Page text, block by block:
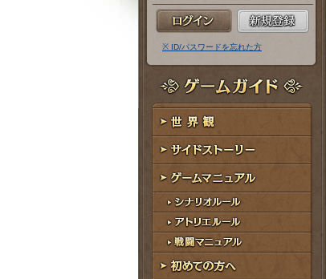
ー
ル
ア
ド
レ
ス
パ
ス
ー
ド
※ ID/パスワードを忘れた方
ゲームガイド
世界観
サイドストーリー
ゲームマニュアル
シナリオルール
アトリエルール
戦闘マニュアル